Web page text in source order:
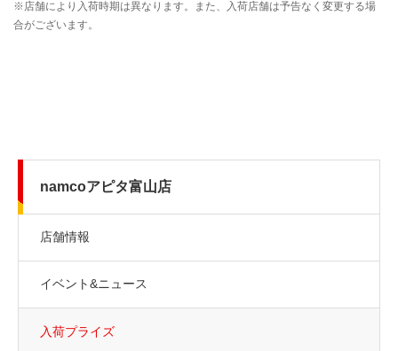
namcoアピタ富山店
店舗情報
イベント&ニュース
入荷プライズ